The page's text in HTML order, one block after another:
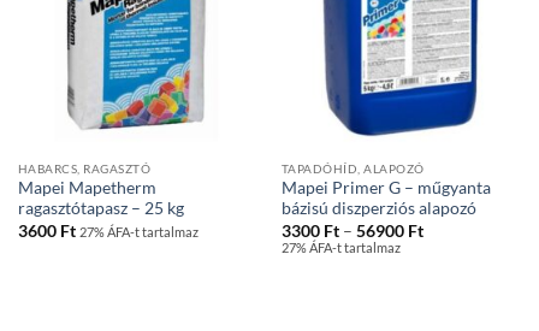
HABARCS, RAGASZTÓ
Mapei Mapetherm
ragasztótapasz – 25 kg
3600 Ft 27% ÁFA-t tartalmaz
TAPADÓHÍD, ALAPOZÓ
Mapei Primer G – műgyanta
bázisú diszperziós alapozó
3300 Ft – 56900 FtÁrtartomány:
27% ÁFA-t tartalmaz